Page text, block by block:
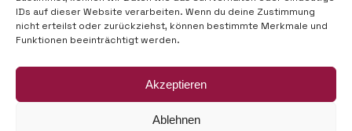
IDs auf dieser Website verarbeiten. Wenn du deine Zustimmung
nicht erteilst oder zurückziehst, können bestimmte Merkmale und
Funktionen beeinträchtigt werden.
Akzeptieren
Ablehnen
wien@goels.eu